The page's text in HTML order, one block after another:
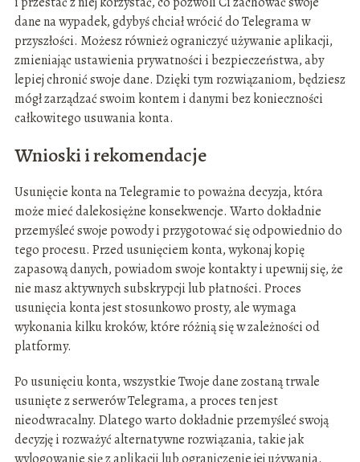
dane na wypadek, gdybyś chciał wrócić do Telegrama w
przyszłości. Możesz również ograniczyć używanie aplikacji,
zmieniając ustawienia prywatności i bezpieczeństwa, aby
lepiej chronić swoje dane. Dzięki tym rozwiązaniom, będziesz
mógł zarządzać swoim kontem i danymi bez konieczności
całkowitego usuwania konta.
Wnioski i rekomendacje
Usunięcie konta na Telegramie to poważna decyzja, która
może mieć dalekosiężne konsekwencje. Warto dokładnie
przemyśleć swoje powody i przygotować się odpowiednio do
tego procesu. Przed usunięciem konta, wykonaj kopię
zapasową danych, powiadom swoje kontakty i upewnij się, że
nie masz aktywnych subskrypcji lub płatności. Proces
usunięcia konta jest stosunkowo prosty, ale wymaga
wykonania kilku kroków, które różnią się w zależności od
platformy.
Po usunięciu konta, wszystkie Twoje dane zostaną trwale
usunięte z serwerów Telegrama, a proces ten jest
nieodwracalny. Dlatego warto dokładnie przemyśleć swoją
decyzję i rozważyć alternatywne rozwiązania, takie jak